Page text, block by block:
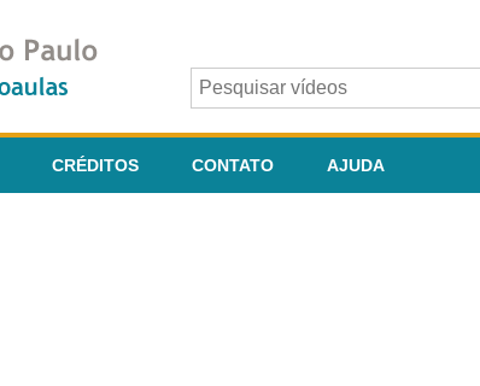
CRÉDITOS CONTATO AJUDA